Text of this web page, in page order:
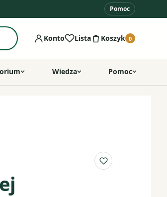
Pomoc
Konto Lista Koszyk 0
Wiedza Pomoc
Do listy